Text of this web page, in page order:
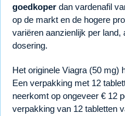
goedkoper dan vardenafil
op de markt en de hogere
variëren aanzienlijk per land,
dosering.
Het originele Viagra (50 mg)
Een verpakking met 12
neerkomt op ongeveer € 12
verpakking van 12 tabletten